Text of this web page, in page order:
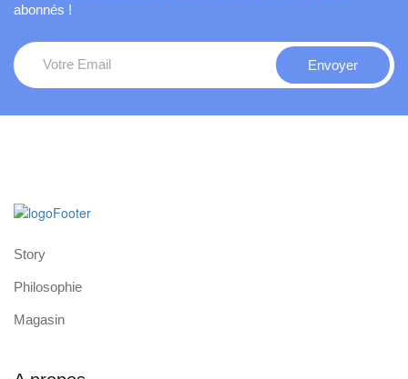
abonnés !
Story
Philosophie
Magasin